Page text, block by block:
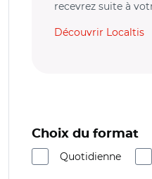
recevrez suite à
Découvrir Localtis
Choix du format
Quotidienne